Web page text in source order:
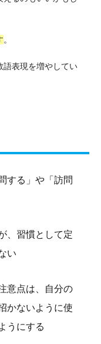
。
語表現を増やしてい
する」や「訪問
、習慣として定
い
意点は、自分の
かないように使
うにする